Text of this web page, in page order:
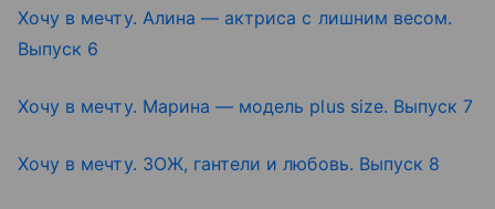
Хочу в мечту. Алина — актриса с лишним весом.
Выпуск 6
Хочу в мечту. Марина — модель plus size. Выпуск 7
Хочу в мечту. ЗОЖ, гантели и любовь. Выпуск 8